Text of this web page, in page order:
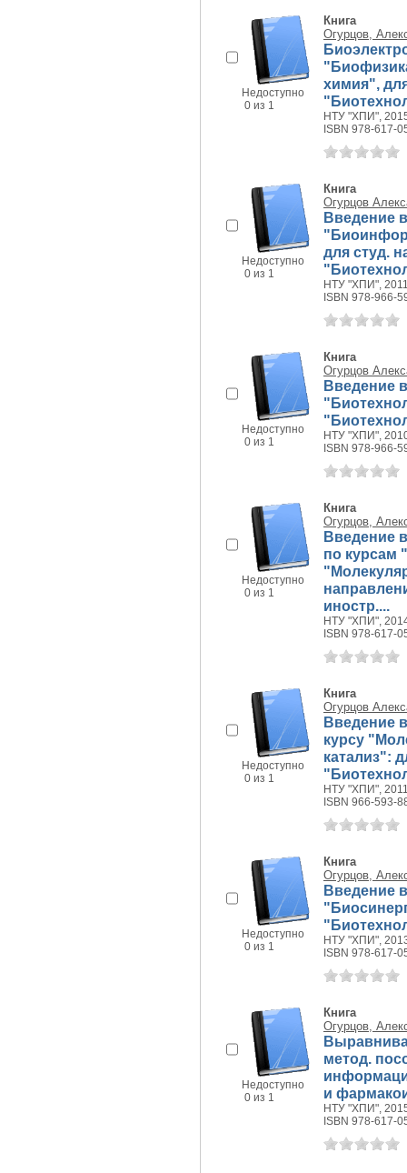
Недоступно
0 из 1
Книга
Огурцов,
химия",
НТУ "ХПИ",
ISBN 978-617-
Недоступно
0 из 1
Книга
Огурцов
Введение
для студ.
НТУ "ХПИ", 2011
ISBN 978-966-
Недоступно
0 из 1
Книга
Огурцов
Введение
НТУ "ХПИ",
ISBN 978-966-
Недоступно
0 из 1
Книга
Огурцов,
Введение
по курсам
иностр....
НТУ "ХПИ",
ISBN 978-617-
Недоступно
0 из 1
Книга
Огурцов
Введение
курсу
катализ":
НТУ "ХПИ", 2011
ISBN 966-593-
Недоступно
0 из 1
Книга
Огурцов,
Введение
НТУ "ХПИ",
ISBN 978-617-
Недоступно
0 из 1
Книга
Огурцов,
метод.
и
НТУ "ХПИ",
ISBN 978-617-